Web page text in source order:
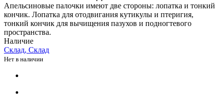
Апельсиновые палочки имеют две стороны: лопатка и тонкий
кончик. Лопатка для отодвигания кутикулы и птеригия,
тонкий кончик для вычищения пазухов и подногтевого
пространства.
Наличие
Склад, Склад
Нет в наличии